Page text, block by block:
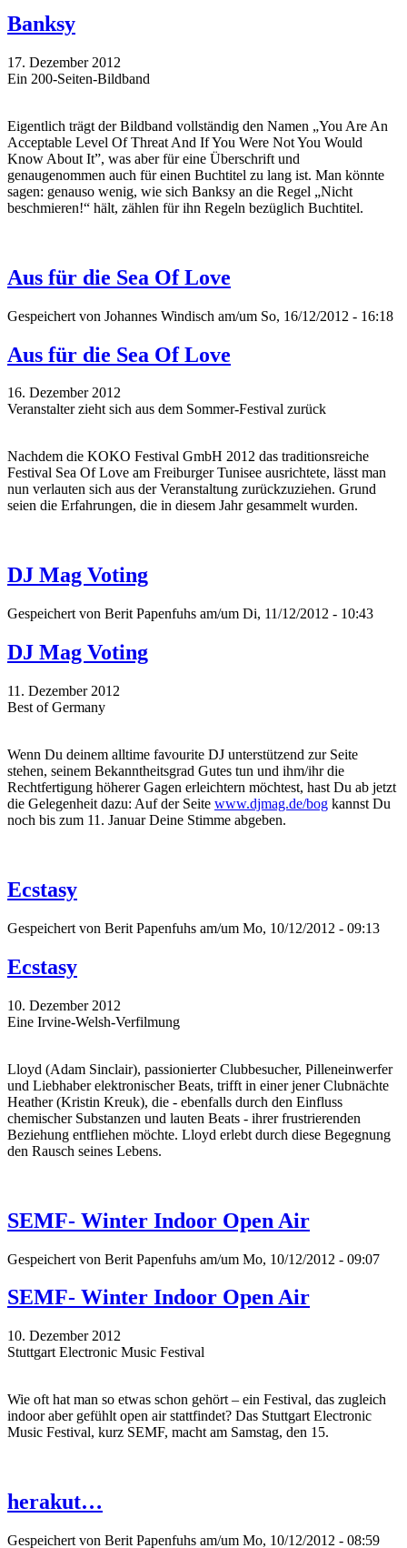
Banksy
17. Dezember 2012
Ein 200-Seiten-Bildband
Eigentlich trägt der Bildband vollständig den Namen „You Are An
Acceptable Level Of Threat And If You Were Not You Would
Know About It”, was aber für eine Überschrift und
genaugenommen auch für einen Buchtitel zu lang ist. Man könnte
sagen: genauso wenig, wie sich Banksy an die Regel „Nicht
beschmieren!“ hält, zählen für ihn Regeln bezüglich Buchtitel.
Aus für die Sea Of Love
Gespeichert von Johannes Windisch am/um So, 16/12/2012 - 16:18
Aus für die Sea Of Love
16. Dezember 2012
Veranstalter zieht sich aus dem Sommer-Festival zurück
Nachdem die KOKO Festival GmbH 2012 das traditionsreiche
Festival Sea Of Love am Freiburger Tunisee ausrichtete, lässt man
nun verlauten sich aus der Veranstaltung zurückzuziehen. Grund
seien die Erfahrungen, die in diesem Jahr gesammelt wurden.
DJ Mag Voting
Gespeichert von Berit Papenfuhs am/um Di, 11/12/2012 - 10:43
DJ Mag Voting
11. Dezember 2012
Best of Germany
Wenn Du deinem alltime favourite DJ unterstützend zur Seite
stehen, seinem Bekanntheitsgrad Gutes tun und ihm/ihr die
Rechtfertigung höherer Gagen erleichtern möchtest, hast Du ab jetzt
die Gelegenheit dazu: Auf der Seite www.djmag.de/bog kannst Du
noch bis zum 11. Januar Deine Stimme abgeben.
Ecstasy
Gespeichert von Berit Papenfuhs am/um Mo, 10/12/2012 - 09:13
Ecstasy
10. Dezember 2012
Eine Irvine-Welsh-Verfilmung
Lloyd (Adam Sinclair), passionierter Clubbesucher, Pilleneinwerfer
und Liebhaber elektronischer Beats, trifft in einer jener Clubnächte
Heather (Kristin Kreuk), die - ebenfalls durch den Einfluss
chemischer Substanzen und lauten Beats - ihrer frustrierenden
Beziehung entfliehen möchte. Lloyd erlebt durch diese Begegnung
den Rausch seines Lebens.
SEMF- Winter Indoor Open Air
Gespeichert von Berit Papenfuhs am/um Mo, 10/12/2012 - 09:07
SEMF- Winter Indoor Open Air
10. Dezember 2012
Stuttgart Electronic Music Festival
Wie oft hat man so etwas schon gehört – ein Festival, das zugleich
indoor aber gefühlt open air stattfindet? Das Stuttgart Electronic
Music Festival, kurz SEMF, macht am Samstag, den 15.
herakut…
Gespeichert von Berit Papenfuhs am/um Mo, 10/12/2012 - 08:59